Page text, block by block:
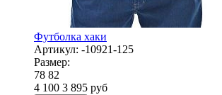
Футболка хаки
Артикул: -10921-125
Размер:
78 82
4 100 3 895 руб